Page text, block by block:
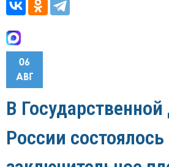
06
АВГ
В
России состоялось